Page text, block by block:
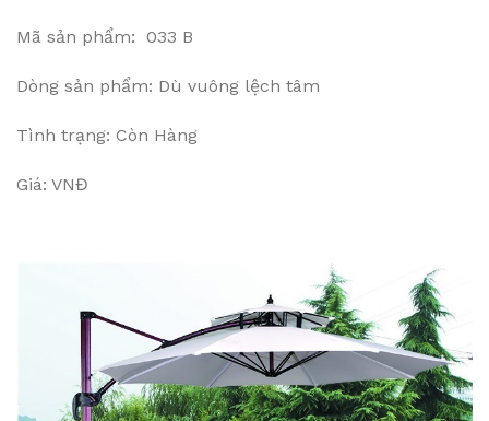
Mã sản phẩm: 033 B
Dòng sản phẩm: Dù vuông lệch tâm
Tình trạng: Còn Hàng
Giá: VNĐ